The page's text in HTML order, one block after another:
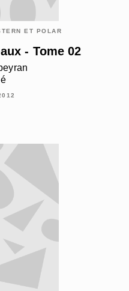
ET POLAR
- Tome 02